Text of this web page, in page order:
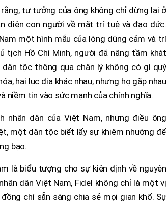
tư tưởng của ông không chỉ dừng lại ở
diện con người về mặt trí tuệ và đạo đức.
một hình mẫu của lòng dũng cảm và trí
Hồ Chí Minh, người đã nâng tầm khát
tộc thông qua chân lý không có gì quý
hai lục địa khác nhau, nhưng họ gặp nhau
niềm tin vào sức mạnh của chính nghĩa.
dân của Việt Nam, nhưng điều ông
một dân tộc biết lấy sự khiêm nhường để
bạo.
là biểu tượng cho sự kiên định về nguyên
dân Việt Nam, Fidel không chỉ là một vị
chí sẵn sàng chia sẻ mọi gian khổ. Sự